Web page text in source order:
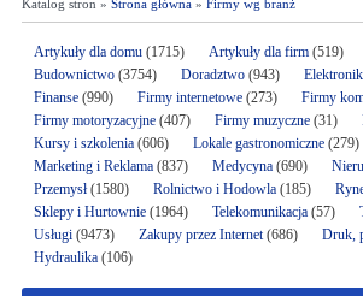
Katalog stron » Strona główna» Firmy wg branż
Artykuły dla domu(1715) Artykuły dla firm(519)
Budownictwo(3754) Doradztwo(943)
Finanse(990) Firmy internetowe (273) Firmy
Firmy motoryzacyjne(407) Firmy muzyczne(31)
Kursy i szkolenia(606) Lokale gastronomiczne(279)
Marketing i Reklama(837) Medycyna(690)
Przemysł(1580) Rolnictwo i Hodowla(185)
Sklepy i Hurtownie(1964) Telekomunikacja(57)
Usługi(9473) Zakupy przez Internet(686) Druk,
Hydraulika(106)